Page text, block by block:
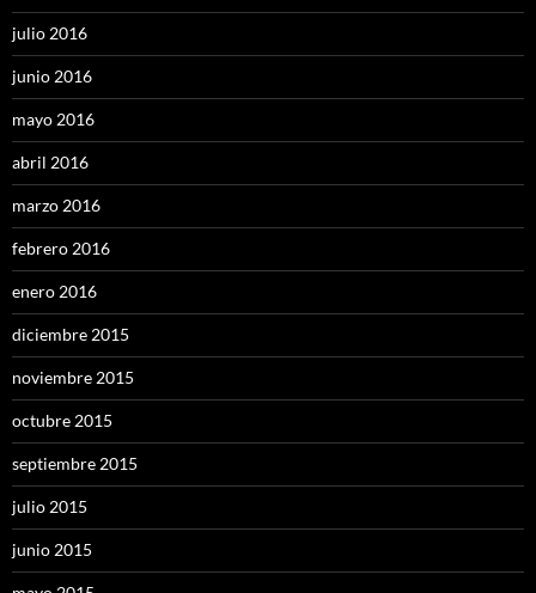
julio 2016
junio 2016
mayo 2016
abril 2016
marzo 2016
febrero 2016
enero 2016
diciembre 2015
noviembre 2015
octubre 2015
septiembre 2015
julio 2015
junio 2015